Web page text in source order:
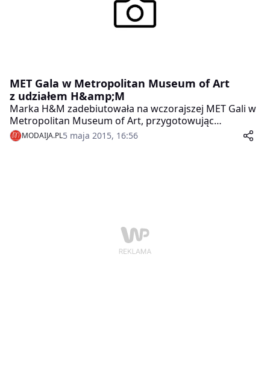
MET Gala w Metropolitan Museum of Art
z udziałem H&amp;M
Marka H&M zadebiutowała na wczorajszej MET Gali w
Metropolitan Museum of Art, przygotowując
dedykowane kreacje na tę okazję dla wybranych
gwiazd.
MODAIJA.PL5 maja 2015, 16:56